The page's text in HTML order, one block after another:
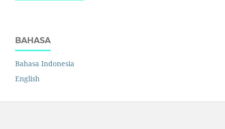
BAHASA
Bahasa Indonesia
English